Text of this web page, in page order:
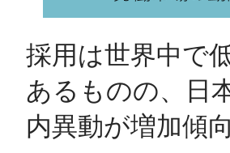
採用は世界中で
あるものの、日
内異動が増加傾向​​